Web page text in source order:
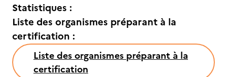
Statistiques :
Liste des organismes préparant à la
certification :
Liste des organismes préparant à la
certification